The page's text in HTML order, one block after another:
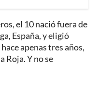
el 10 nació fuera de
España, y eligió
apenas tres años,
Roja. Y no se